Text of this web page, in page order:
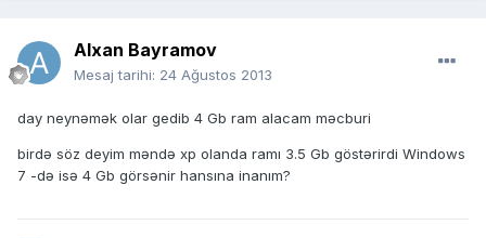
Alxan Bayramov
Mesaj tarihi: 24 Ağustos 2013
day neynəmək olar gedib 4 Gb ram alacam məcburi
birdə söz deyim məndə xp olanda ramı 3.5 Gb göstərirdi Windows
7 -də isə 4 Gb görsənir hansına inanım?